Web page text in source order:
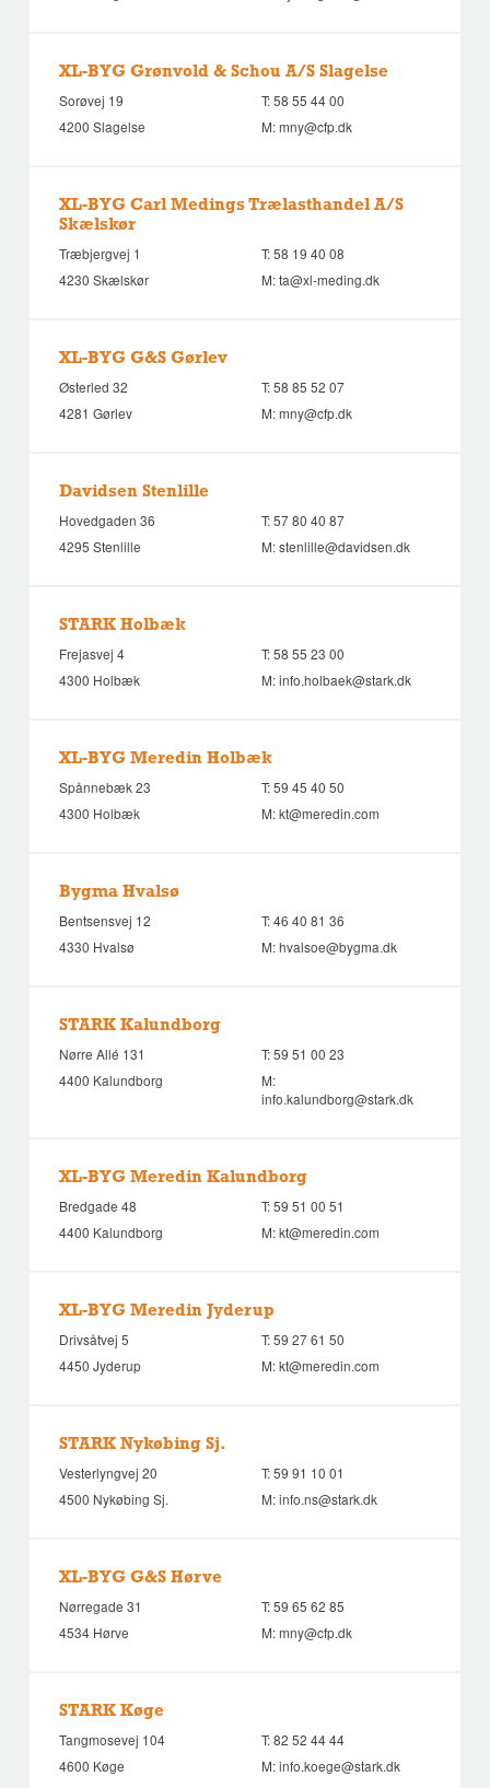
XL-BYG Grønvold & Schou A/S Slagelse
Sorøvej 19
4200 Slagelse
T:58 55 44 00
M:mny@cfp.dk
XL-BYG Carl Medings Trælasthandel A/S
Skælskør
Træbjergvej 1
4230 Skælskør
T:58 19 40 08
M:ta@xl-meding.dk
XL-BYG G&S Gørlev
Østerled 32
4281 Gørlev
T:58 85 52 07
M:mny@cfp.dk
Davidsen Stenlille
Hovedgaden 36
4295 Stenlille
T:57 80 40 87
M:stenlille@davidsen.dk
STARK Holbæk
Frejasvej 4
4300 Holbæk
T:58 55 23 00
M:info.holbaek@stark.dk
XL-BYG Meredin Holbæk
Spånnebæk 23
4300 Holbæk
T:59 45 40 50
M:kt@meredin.com
Bygma Hvalsø
Bentsensvej 12
4330 Hvalsø
T:46 40 81 36
M:hvalsoe@bygma.dk
STARK Kalundborg
Nørre Allé 131
4400 Kalundborg
T:59 51 00 23
M:
info.kalundborg@stark.dk
XL-BYG Meredin Kalundborg
Bredgade 48
4400 Kalundborg
T:59 51 00 51
M:kt@meredin.com
XL-BYG Meredin Jyderup
Drivsåtvej 5
4450 Jyderup
T:59 27 61 50
M:kt@meredin.com
STARK Nykøbing Sj.
Vesterlyngvej 20
4500 Nykøbing Sj.
T:59 91 10 01
M:info.ns@stark.dk
XL-BYG G&S Hørve
Nørregade 31
4534 Hørve
T:59 65 62 85
M:mny@cfp.dk
STARK Køge
Tangmosevej 104
4600 Køge
T:82 52 44 44
M:info.koege@stark.dk